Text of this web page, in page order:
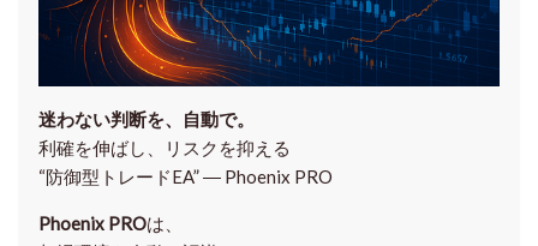
迷わない判断を、自動で。
利確を伸ばし、リスクを抑える
“防御型トレードEA” ― Phoenix PRO
Phoenix PROは、